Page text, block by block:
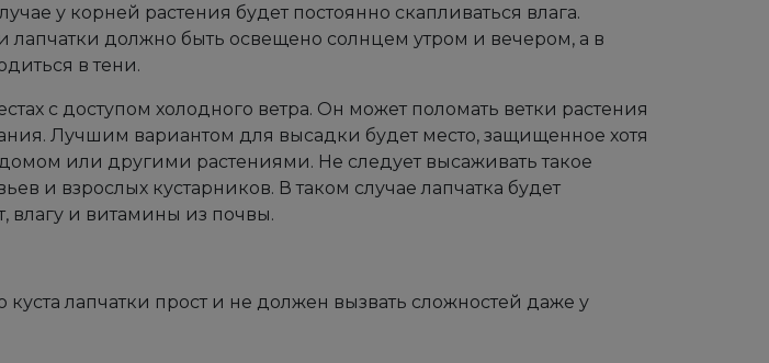
у корней растения будет постоянно скапливаться влага.
лапчатки должно быть освещено солнцем утром и вечером, а в
в тени.
с доступом холодного ветра. Он может поломать ветки растения
Лучшим вариантом для высадки будет место, защищенное хотя
или другими растениями. Не следует высаживать такое
и взрослых кустарников. В таком случае лапчатка будет
влагу и витамины из почвы.
лапчатки прост и не должен вызвать сложностей даже у